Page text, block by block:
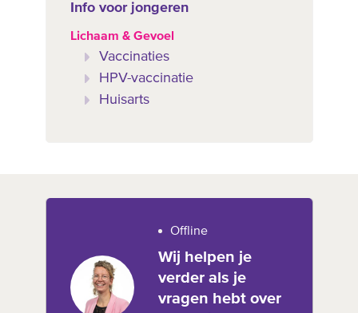
Info voor jongeren
Lichaam & Gevoel
Vaccinaties
HPV-vaccinatie
Huisarts
Offline
Wij helpen je
verder als je
vragen hebt over